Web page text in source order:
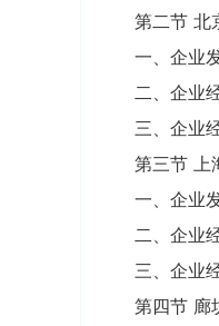
第二节 北
一、企业
二、企业
三、企业
第三节 上
一、企业
二、企业
三、企业
第四节 廊